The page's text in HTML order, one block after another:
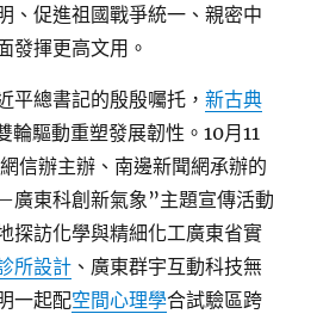
、促進祖國戰爭統一、親密中
發揮更高文用。
平總書記的殷殷囑托，新古典
輪驅動重塑發展韌性。10月11
信辦主辦、南邊新聞網承辦的
東科創新氣象”主題宣傳活動
探訪化學與精細化工廣東省實
所設計 、廣東群宇互動科技無
一起配空間心理學合試驗區跨